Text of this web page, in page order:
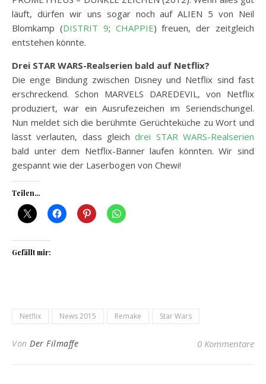
läuft, dürfen wir uns sogar noch auf ALIEN 5 von Neil
Blomkamp (DISTRIT 9; CHAPPIE) freuen, der zeitgleich
entstehen könnte.
Drei STAR WARS-Realserien bald auf Netflix?
Die enge Bindung zwischen Disney und Netflix sind fast
erschreckend. Schon MARVELS DAREDEVIL, von Netflix
produziert, war ein Ausrufezeichen im Seriendschungel.
Nun meldet sich die berühmte Gerüchteküche zu Wort und
lässt verlauten, dass gleichdrei STAR WARS-Realserien
bald unter dem Netflix-Banner laufen könnten. Wir sind
gespannt wie der Laserbogen von Chewi!
Teilen...
Gefällt mir:
Netflix News 2015 Remake Star Wars
Von Der Filmaffe 0 Kommentare